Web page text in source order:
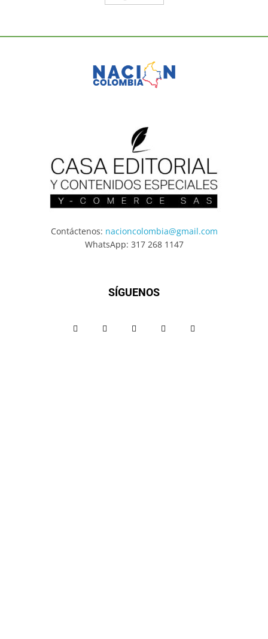
Contáctenos: nacioncolombia@gmail.com
WhatsApp: 317 268 1147
SÍGUENOS